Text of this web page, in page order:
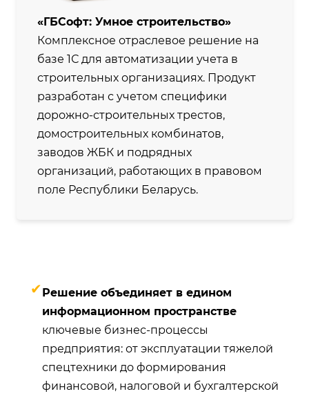
«ГБСофт: Умное строительство»
Комплексное отраслевое решение на
базе 1С для автоматизации учета в
строительных организациях. Продукт
разработан с учетом специфики
дорожно-строительных трестов,
домостроительных комбинатов,
заводов ЖБК и подрядных
организаций, работающих в правовом
поле Республики Беларусь.
✔ Решение объединяет в едином
информационном пространстве
ключевые бизнес-процессы
предприятия: от эксплуатации тяжелой
спецтехники до формирования
финансовой, налоговой и бухгалтерской